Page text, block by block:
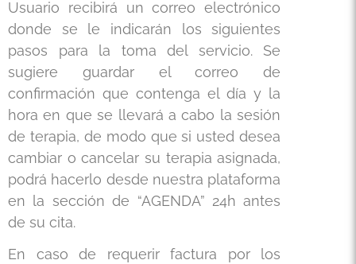
Usuario recibirá un correo electrónico
donde se le indicarán los siguientes
pasos para la toma del servicio. Se
sugiere guardar el correo de
confirmación que contenga el día y la
hora en que se llevará a cabo la sesión
de terapia, de modo que si usted desea
cambiar o cancelar su terapia asignada,
podrá hacerlo desde nuestra plataforma
en la sección de “AGENDA” 24h antes
de su cita.
En caso de requerir factura por los